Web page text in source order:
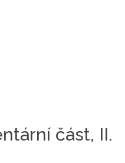
část, II.